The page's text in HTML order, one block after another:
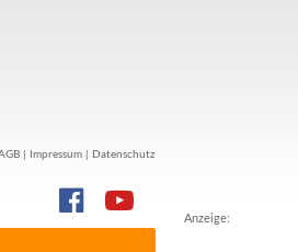
Anzeige:
Impressum Datenschutz